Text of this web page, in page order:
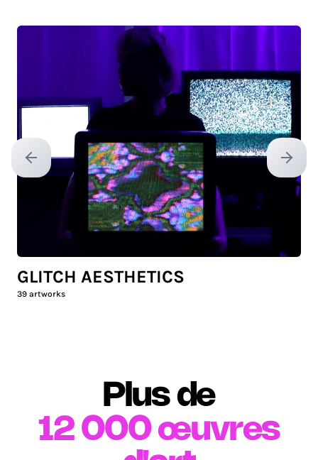
Previous slide Next
GLITCH AESTHETICS
39 artworks
Plus de
12 000 œuvres